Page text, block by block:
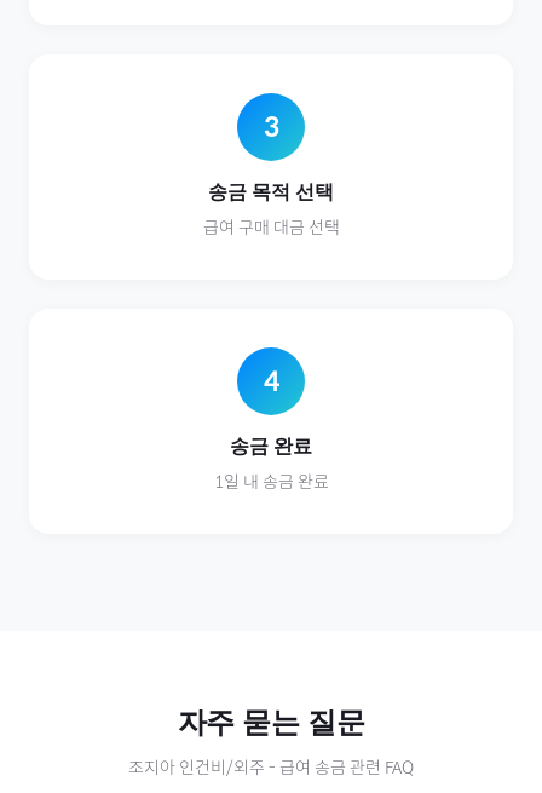
3
송금 목적 선택
급여 구매 대금 선택
4
송금 완료
1일 내 송금 완료
자주 묻는 질문
조지아 인건비/외주 - 급여 송금 관련 FAQ